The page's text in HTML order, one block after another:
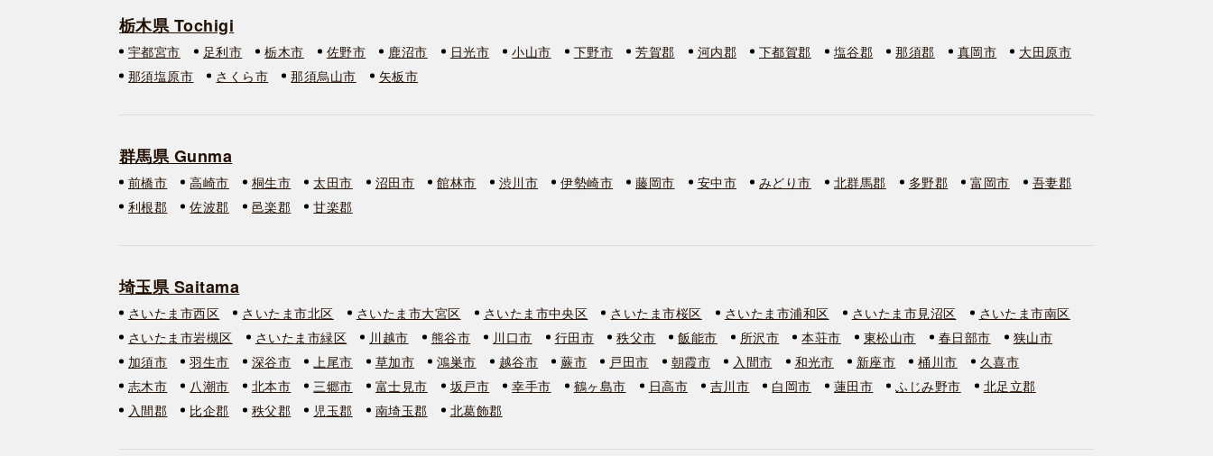
栃木県 Tochigi
宇都宮市 足利市 栃木市 佐野市 鹿沼市 日光市 小山市 下野市 芳賀郡 河内郡 下都賀郡 塩谷郡 那須郡 真岡市
大田原市
那須塩原市
さくら市 那須烏山市 矢板市
群馬県 Gunma
前橋市 高崎市 桐生市 太田市 沼田市 館林市 渋川市 伊勢崎市 藤岡市 安中市 みどり市 北群馬郡 多野郡 富岡市
吾妻郡
利根郡
佐波郡 邑楽郡 甘楽郡
埼玉県 Saitama
さいたま市西区 さいたま市北区 さいたま市大宮区 さいたま市中央区 さいたま市桜区 さいたま市浦和区 さいたま市見沼区
さいたま市南区
さいたま市岩槻区
さいたま市緑区 川越市 熊谷市 川口市 行田市 秩父市 飯能市 所沢市 本荘市 東松山市 春日部市
狭山市
加須市
羽生市 深谷市 上尾市 草加市 鴻巣市 越谷市 蕨市 戸田市 朝霞市 入間市 和光市 新座市 桶川市
久喜市
志木市
八潮市 北本市 三郷市 富士見市 坂戸市 幸手市 鶴ヶ島市 日高市 吉川市 白岡市 蓮田市 ふじみ野市
北足立郡
入間郡
比企郡 秩父郡 児玉郡 南埼玉郡 北葛飾郡